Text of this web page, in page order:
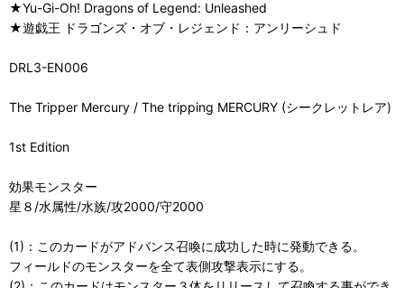
★Yu-Gi-Oh! Dragons of Legend: Unleashed
★遊戯王 ドラゴンズ・オブ・レジェンド：アンリーシュド
DRL3-EN006
The Tripper Mercury / The tripping MERCURY (シークレットレア)
1st Edition
効果モンスター
星８/水属性/水族/攻2000/守2000
(1)：このカードがアドバンス召喚に成功した時に発動できる。
フィールドのモンスターを全て表側攻撃表示にする。